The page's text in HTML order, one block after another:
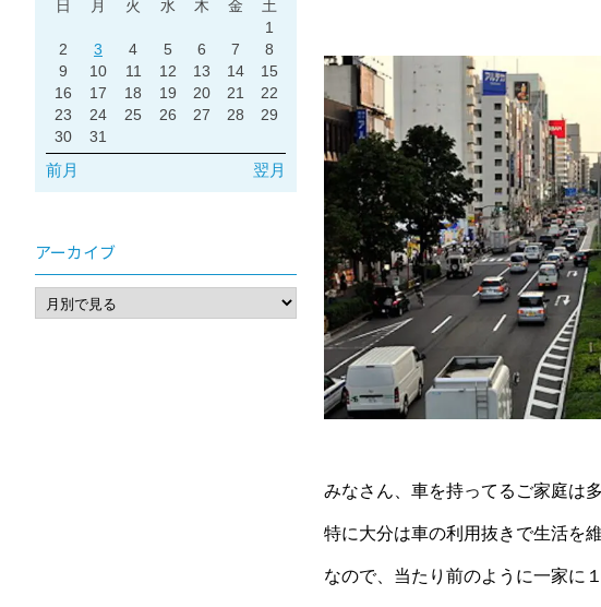
みなさん、車を持ってるご家庭は
特に大分は車の利用抜きで生活を
なので、当たり前のように一家に
日 月 火 水 木 金
土
1
2
3 4 5 6 7
8
9
10 11 12 13 14
15
16
17 18 19 20 21
22
23
24 25 26 27 28
29
30
31
前月 翌月
アーカイブ